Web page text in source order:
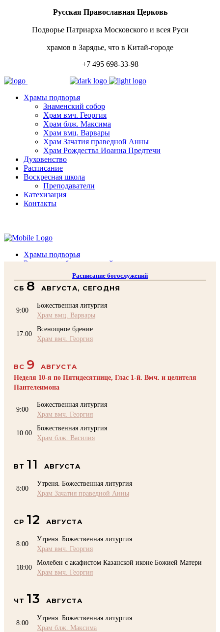
Русская Православная Церковь
Подворье Патриарха Московского и всея Руси
храмов в Зарядье, что в Китай-городе
+7 495 698-33-98
Храмы подворья
Знаменский собор
Храм вмч. Георгия
Храм блж. Максима
Храм вмц. Варвары
Храм Зачатия праведной Анны
Храм Рождества Иоанна Предтечи
Духовенство
Расписание
Воскресная школа
Преподаватели
Катехизация
Контакты
Храмы подворья
Расписание богослужений
Воскресная школа
Преподаватели Воскресной школы
КОНТАКТЫ
Помочь Подворью
Расписание богослужений
СБ 8 АВГУСТА, СЕГОДНЯ
9:00
Божественная литургия
Храм вмц. Варвары
17:00
Всенощное бдение
Храм вмч. Георгия
ВС 9
АВГУСТА
Неделя 10-я по Пятидесятнице, Глас 1-й. Вмч. и целителя
Пантелеимона
9:00
Божественная литургия
Храм вмч. Георгия
10:00
Божественная литургия
Храм блж. Василия
ВТ 11 АВГУСТА
8:00
Утреня. Божественная литургия
Храм Зачатия праведной Анны
СР 12 АВГУСТА
8:00
Утреня. Божественная литургия
Храм вмч. Георгия
18:00
Молебен с акафистом Казанской иконе Божией Матери
Храм вмч. Георгия
ЧТ 13 АВГУСТА
8:00
Утреня. Божественная литургия
Храм блж. Максима